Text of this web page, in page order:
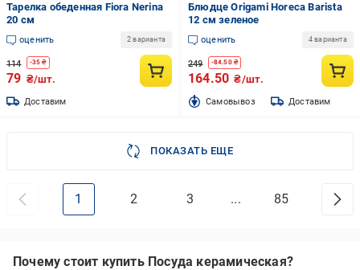
Тарелка обеденная Fiora Nerina
20 см
оценить 2 варианта
114 -35 ₴
79 ₴/шт.
Доставим
Блюдце Origami Horeca Barista
12 см зеленое
оценить 4 варианта
249 -84.50₴
164.50 ₴/шт.
Cамовывоз Доставим
ПОКАЗАТЬ ЕЩЕ
1 2 3 ... 85
Почему стоит купить Посуда керамическая?